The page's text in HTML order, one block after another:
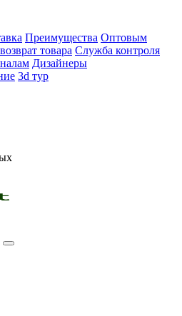
Преимущества Оптовым
товара Служба контроля
Дизайнеры
3d тур